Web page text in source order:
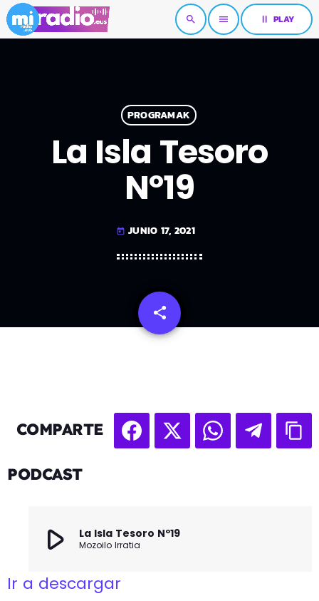
search menu pause PLAY
PROGRAMAK
La Isla Tesoro
Nº19
today JUNIO 17, 2021
share
email
COMPARTE
PODCAST
play_arrow La Isla Tesoro Nº19
Mozoilo Irratia
Ir a descargar